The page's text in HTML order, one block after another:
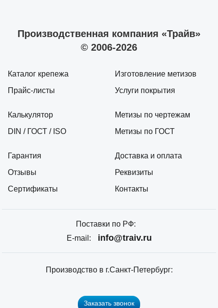
Производственная компания «Трайв»
© 2006-2026
Каталог крепежа
Прайс-листы
Калькулятор
DIN / ГОСТ / ISO
Гарантия
Отзывы
Сертификаты
Изготовление метизов
Услуги покрытия
Метизы по чертежам
Метизы по ГОСТ
Доставка и оплата
Реквизиты
Контакты
Поставки по РФ:
E-mail:
info@traiv.ru
Производство в г.Санкт-Петербург:
Заказать звонок